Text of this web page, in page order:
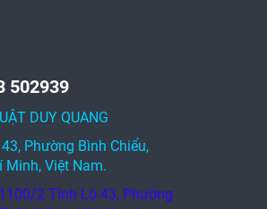
502939
DUY QUANG
Phường Bình Chiểu,
Minh, Việt Nam.
2 Tỉnh Lộ 43, Phường